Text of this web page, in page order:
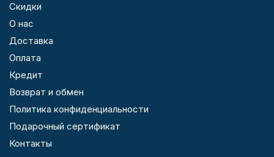
Скидки
О нас
Доставка
Оплата
Кредит
Возврат и обмен
Политика конфиденциальности
Подарочный сертификат
Контакты